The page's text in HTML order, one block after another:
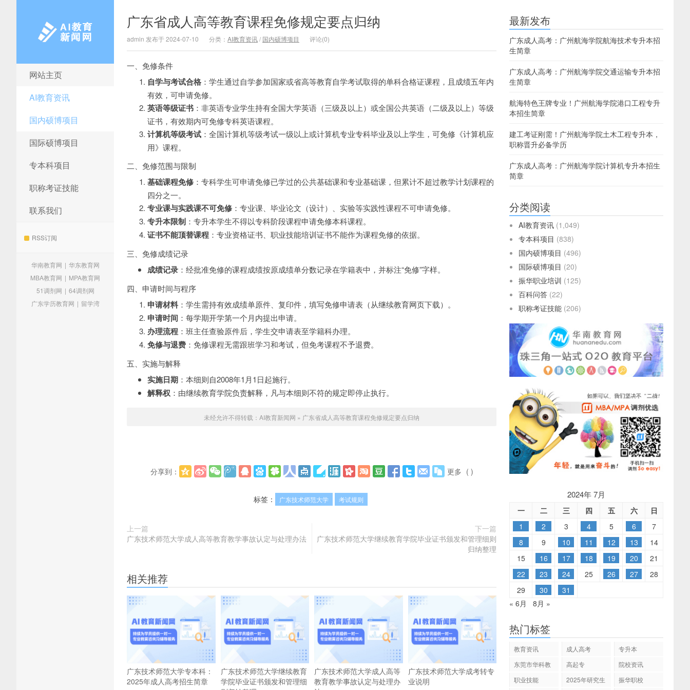
AI教育新闻网
网站主页
AI教育资讯
国内硕博项目
国际硕博项目
专本科项目
职称考证技能
联系我们
RSS订阅
华南教育网 | 华东教育网
MBA教育网 | MPA教育网
51调剂网 | 64调剂网
广东学历教育网 | 留学湾
广东省成人高等教育课程免修规定要点归纳
admin 发布于 2024-07-10 分类： AI教育资讯/ 国内硕博项目 评论(0)
一、免修条件
自学与考试合格 ：学生通过自学参加国家或省高等教育自学考试取得的单科合格证课程，且成绩五年内
有效，可申请免修。
英语等级证书 ：非英语专业学生持有全国大学英语（三级及以上）或全国公共英语（二级及以上）等级
证书，有效期内可免修专科英语课程。
计算机等级考试 ：全国计算机等级考试一级以上或计算机专业专科毕业及以上学生，可免修《计算机应
用》课程。
二、免修范围与限制
基础课程免修 ：专科学生可申请免修已学过的公共基础课和专业基础课，但累计不超过教学计划课程的
四分之一。
专业课与实践课不可免修 ：专业课、毕业论文（设计）、实验等实践性课程不可申请免修。
专升本限制 ：专升本学生不得以专科阶段课程申请免修本科课程。
证书不能顶替课程 ：专业资格证书、职业技能培训证书不能作为课程免修的依据。
三、免修成绩记录
成绩记录 ：经批准免修的课程成绩按原成绩单分数记录在学籍表中，并标注“免修”字样。
四、申请时间与程序
申请材料 ：学生需持有效成绩单原件、复印件，填写免修申请表（从继续教育网页下载）。
申请时间 ：每学期开学第一个月内提出申请。
办理流程 ：班主任查验原件后，学生交申请表至学籍科办理。
免修与退费 ：免修课程无需跟班学习和考试，但免考课程不予退费。
五、实施与解释
实施日期 ：本细则自2008年1月1日起施行。
解释权 ：由继续教育学院负责解释，凡与本细则不符的规定即停止执行。
未经允许不得转载： AI教育新闻网 » 广东省成人高等教育课程免修规定要点归纳
分享到： 更多 ( )
标签： 广东技术师范大学 考试规则
上一篇
广东技术师范大学成人高等教育教学事故认定与处理办法
下一篇
广东技术师范大学继续教育学院毕业证书颁发和管理细则
归纳整理
相关推荐
广东技术师范大学专本科：
2025年成人高考招生简章
广东技术师范大学继续教育
学院毕业证书颁发和管理细
广东技术师范大学成人高等
教育教学事故认定与处理办
广东技术师范大学成考转专
业说明
最新发布
广东成人高考：广州航海学院航海技术专升本招
生简章
广东成人高考：广州航海学院交通运输专升本招
生简章
航海特色王牌专业！广州航海学院港口工程专升
本招生简章
建工考证刚需！广州航海学院土木工程专升本，
职称晋升必备学历
广东成人高考：广州航海学院计算机专升本招生
简章
分类阅读
AI教育资讯 (1,049)
专本科项目 (838)
国内硕博项目 (496)
国际硕博项目 (20)
振华职业培训 (125)
百科问答 (22)
职称考证技能 (206)
2024年 7月
一 二 三 四 五 六
日
1
2 3 4 5 6
7
8
9 10 11 12 13
14
15
16 17 18 19 20
21
22
23 24 25 26 27
28
29
30
31
« 6月
8月 »
热门标签
教育资讯 成人高考
专升本
东莞市华科教
高起专
院校资讯
职业技能
2025年研究生
振华职校